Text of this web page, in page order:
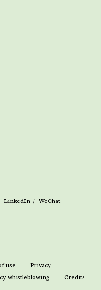
LinkedIn
WeChat
use
Privacy
whistleblowing Credits